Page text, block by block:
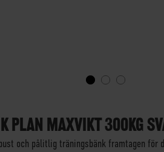
PLAN MAXVIKT 300KG
och pålitlig träningsbänk framtagen